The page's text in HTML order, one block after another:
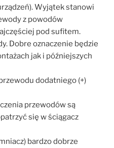
Wyjątek stanowi
z powodów
pod sufitem.
Dobre oznaczenie będzie
jak i późniejszych
dodatniego (+)
przewodów są
się w ściągacz
bardzo dobrze